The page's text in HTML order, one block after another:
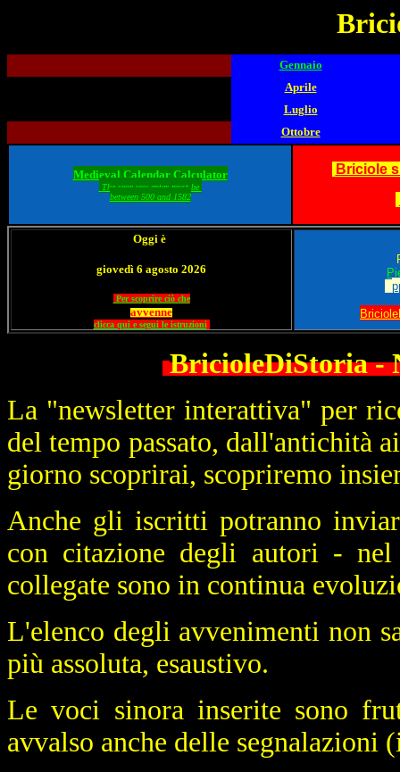
Gennaio
Aprile
Luglio
Ottobre
Medieval Calendar Calculator
The year you enter must be
between 500 and 1582
Briciole
Oggi è
giovedì 6 agosto 2026
Per scoprire ciò che
avvenne
clicca qui e segui le istruzioni
BricioleDiStoria -
La "newsletter interattiva" per
del tempo passato, dall'antichità
giorno scoprirai, scopriremo
Anche gli iscritti potranno
con citazione degli autori - nel
collegate sono in continua
L'elenco degli avvenimenti non
più assoluta, esaustivo.
Le voci sinora inserite sono
avvalso anche delle